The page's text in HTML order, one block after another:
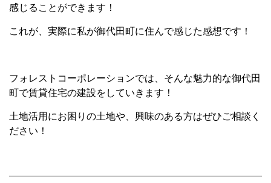
感じることができます！
これが、実際に私が御代田町に住んで感じた感想です！
フォレストコーポレーションでは、そんな魅力的な御代田
町で賃貸住宅の建設をしていきます！
土地活用にお困りの土地や、興味のある方はぜひご相談く
ださい！